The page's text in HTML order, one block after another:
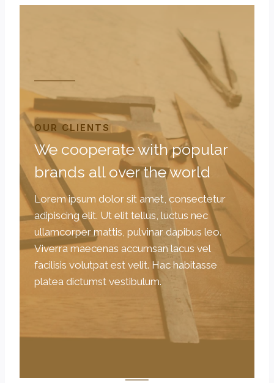
OUR CLIENTS
We cooperate with popular
brands all over the world
Lorem ipsum dolor sit amet, consectetur
adipiscing elit. Ut elit tellus, luctus nec
ullamcorper mattis, pulvinar dapibus leo.
Viverra maecenas accumsan lacus vel
facilisis volutpat est velit. Hac habitasse
platea dictumst vestibulum.